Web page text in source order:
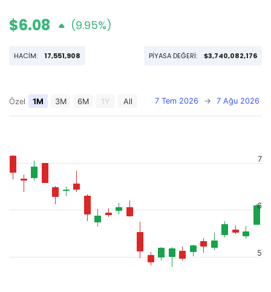
$6.08 (9.95%)
HACİM: 17,551,908 PİYASA DEĞERİ: $3,740,082,176
Özel 1M 3M 6M 1Y All 7 Tem 2026 → 7 Ağu 2026
5
6
7